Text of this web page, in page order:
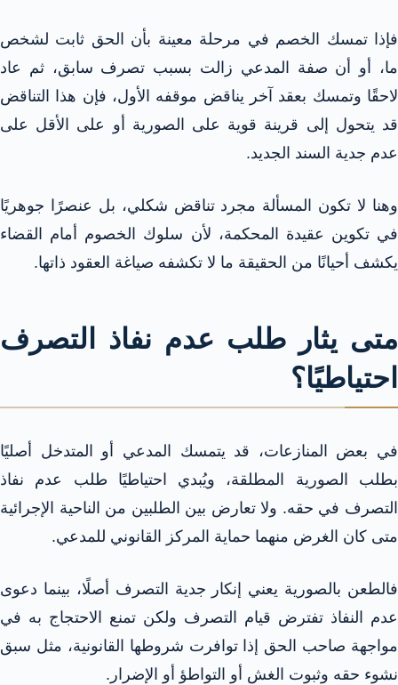
فإذا تمسك الخصم في مرحلة معينة بأن الحق ثابت لشخص
ما، أو أن صفة المدعي زالت بسبب تصرف سابق، ثم عاد
لاحقًا وتمسك بعقد آخر يناقض موقفه الأول، فإن هذا التناقض
قد يتحول إلى قرينة قوية على الصورية أو على الأقل على
عدم جدية السند الجديد.
وهنا لا تكون المسألة مجرد تناقض شكلي، بل عنصرًا جوهريًا
في تكوين عقيدة المحكمة، لأن سلوك الخصوم أمام القضاء
يكشف أحيانًا من الحقيقة ما لا تكشفه صياغة العقود ذاتها.
متى يثار طلب عدم نفاذ التصرف
احتياطيًا؟
في بعض المنازعات، قد يتمسك المدعي أو المتدخل أصليًا
بطلب الصورية المطلقة، ويُبدي احتياطيًا طلب عدم نفاذ
التصرف في حقه. ولا تعارض بين الطلبين من الناحية الإجرائية
متى كان الغرض منهما حماية المركز القانوني للمدعي.
فالطعن بالصورية يعني إنكار جدية التصرف أصلًا، بينما دعوى
عدم النفاذ تفترض قيام التصرف ولكن تمنع الاحتجاج به في
مواجهة صاحب الحق إذا توافرت شروطها القانونية، مثل سبق
نشوء حقه وثبوت الغش أو التواطؤ أو الإضرار.